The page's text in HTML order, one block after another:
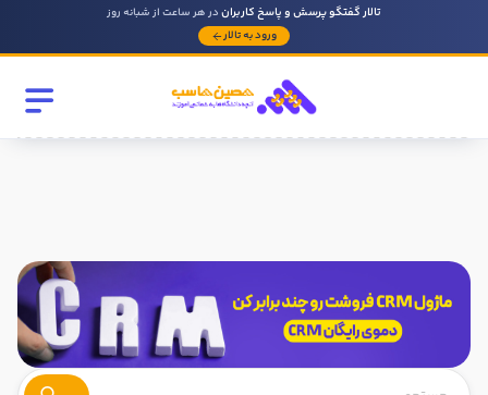
تالار گفتگو پرسش و پاسخ کاربراندر هر ساعت از شبانه روز
ورود به تالار
روحیه رهبری دارید ؟